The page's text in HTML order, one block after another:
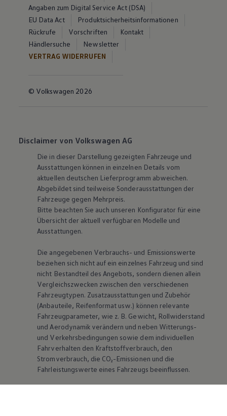
Angaben zum Digital Service Act (DSA)
EU Data Act
Produktsicherheitsinformationen
Rückrufe
Vorschriften
Kontakt
Händlersuche
Newsletter
VERTRAG WIDERRUFEN
© Volkswagen 2026
Disclaimer von Volkswagen AG
Die in dieser Darstellung gezeigten Fahrzeuge und
Ausstattungen können in einzelnen Details vom
aktuellen deutschen Lieferprogramm abweichen.
Abgebildet sind teilweise Sonderausstattungen der
Fahrzeuge gegen Mehrpreis.
Bitte beachten Sie auch unseren Konfigurator für eine
Übersicht der aktuell verfügbaren Modelle und
Ausstattungen.
Die angegebenen Verbrauchs- und Emissionswerte
beziehen sich nicht auf ein einzelnes Fahrzeug und sind
nicht Bestandteil des Angebots, sondern dienen allein
Vergleichszwecken zwischen den verschiedenen
Fahrzeugtypen. Zusatzausstattungen und Zubehör
(Anbauteile, Reifenformat usw.) können relevante
Fahrzeugparameter, wie z. B. Gewicht, Rollwiderstand
und Aerodynamik verändern und neben Witterungs-
und Verkehrsbedingungen sowie dem individuellen
Fahrverhalten den Kraftstoffverbrauch, den
Stromverbrauch, die CO₂-Emissionen und die
Fahrleistungswerte eines Fahrzeugs beeinflussen.